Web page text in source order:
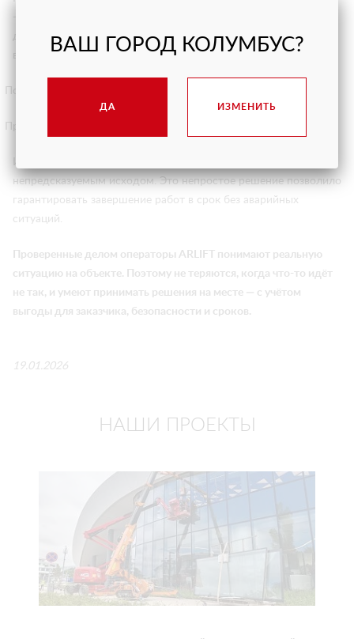
−22°C. Прогноз погоды подтверждал, что ждать не больше
двух дней. Мы не привыкли терять время, но в этих условиях
непредсказуемым исходом. Это непростое решение позволило
гарантировать завершение работ в срок без аварийных
ситуаций.
Проверенные делом операторы ARLIFT понимают реальную
ситуацию на объекте. Поэтому не теряются, когда что-то идёт
не так, и умеют принимать решения на месте — с учётом
выгоды для заказчика, безопасности и сроков.
19.01.2026
НАШИ ПРОЕКТЫ
ВАШ ГОРОД КОЛУМБУС?
ДА ИЗМЕНИТЬ